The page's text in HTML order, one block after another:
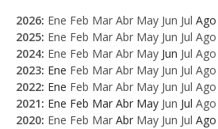
2026: Ene Feb Mar Abr May Jun Jul Ago
2025: Ene Feb Mar Abr May Jun Jul Ago
2024: Ene Feb Mar Abr May Jun Jul Ago
2023: Ene Feb Mar Abr May Jun Jul Ago
2022: Ene Feb Mar Abr May Jun Jul Ago
2021: Ene Feb Mar Abr May Jun Jul Ago
2020: Ene Feb Mar Abr May Jun Jul Ago